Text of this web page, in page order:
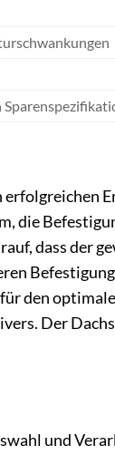
die
dass der
den
Der
und